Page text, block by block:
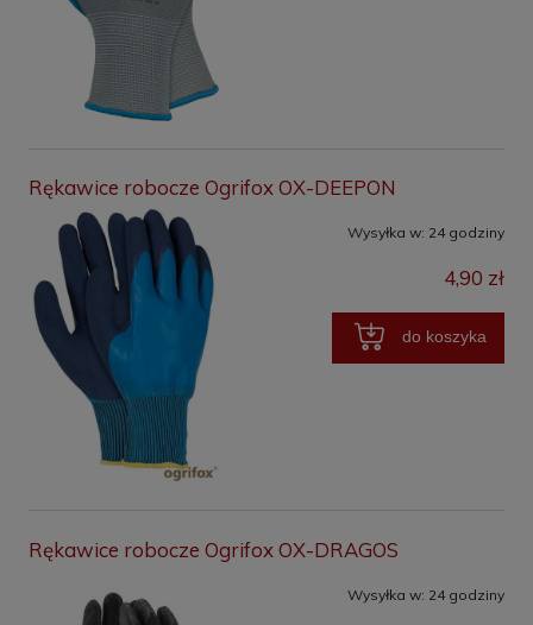
Rękawice robocze Ogrifox OX-DEEPON
Wysyłka w: 24 godziny
4,90 zł
do koszyka
Rękawice robocze Ogrifox OX-DRAGOS
Wysyłka w: 24 godziny